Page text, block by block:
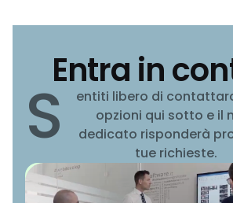
Entra in
S
entiti libero di
opzioni qui sotto e il
dedicato risponderà
tue richieste.